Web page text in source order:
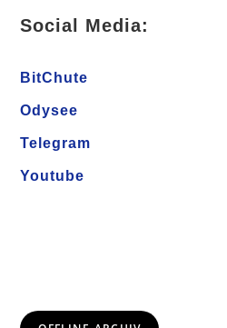
Social Media:
BitChute
Odysee
Telegram
Youtube